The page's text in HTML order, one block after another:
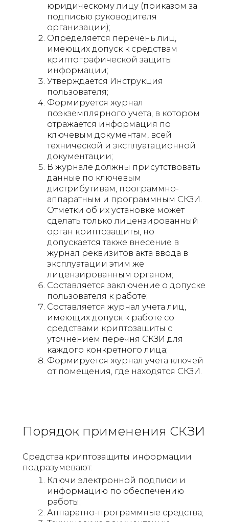
юридическому лицу (приказом за
подписью руководителя
организации);
Определяется перечень лиц,
имеющих допуск к средствам
криптографической защиты
информации;
Утверждается Инструкция
пользователя;
Формируется журнал
поэкземплярного учета, в котором
отражается информация по
ключевым документам, всей
технической и эксплуатационной
документации;
В журнале должны присутствовать
данные по ключевым
дистрибутивам, программно-
аппаратным и программным СКЗИ.
Отметки об их установке может
сделать только лицензированный
орган криптозащиты, но
допускается также внесение в
журнал реквизитов акта ввода в
эксплуатации этим же
лицензированным органом;
Составляется заключение о допуске
пользователя к работе;
Составляется журнал учета лиц,
имеющих допуск к работе со
средствами криптозащиты с
уточнением перечня СКЗИ для
каждого конкретного лица;
Формируется журнал учета ключей
от помещения, где находятся СКЗИ.
Порядок применения СКЗИ
Средства криптозащиты информации
подразумевают:
Ключи электронной подписи и
информацию по обеспечению
работы;
Аппаратно-программные средства;